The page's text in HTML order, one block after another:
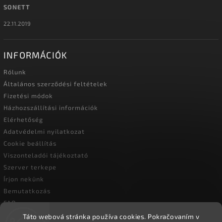
Táto webová stránka používa cookies. Pokračovaním v
SONETT
22.11.2019
INFORMÁCIÓK
Rólunk
Általános szerződési feltételek
Fizetési módok
Házhozszállítási információk
Elérhetőség
Adatvédelmi nyilatkozat
Cookie beállítás
Viszonteladói tájékoztató
Szerver terkepe
Írjon nekünk
Bemutatkozás
FAQ
Vásárlási útmutató